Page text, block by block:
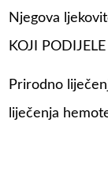
Njegova
KOJI
Prirodno
liječenja